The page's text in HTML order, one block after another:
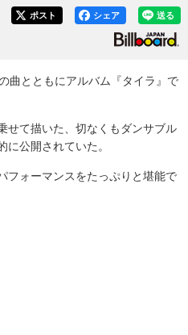
送る
シェア
ポスト
曲とともにアルバム『タイラ』で
せて描いた、切なくもダンサブル
公開されていた。
フォーマンスをたっぷりと堪能で